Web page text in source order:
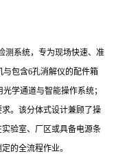
测系统，专为现场快速、准
包含6孔消解仪的配件箱
学通道与智能操作系统；
。该分体式设计兼顾了操
验室、厂区或具备电源条
的全流程作业。